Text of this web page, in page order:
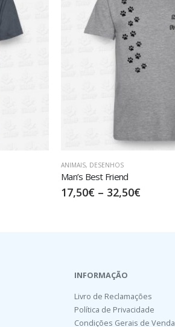
ANIMAIS,DESENHOS
Three Monkeys
15,00€–30,00
INFORMAÇÃO
Livro de Reclamações
Política de Privacidade
Condições Gerais de Venda